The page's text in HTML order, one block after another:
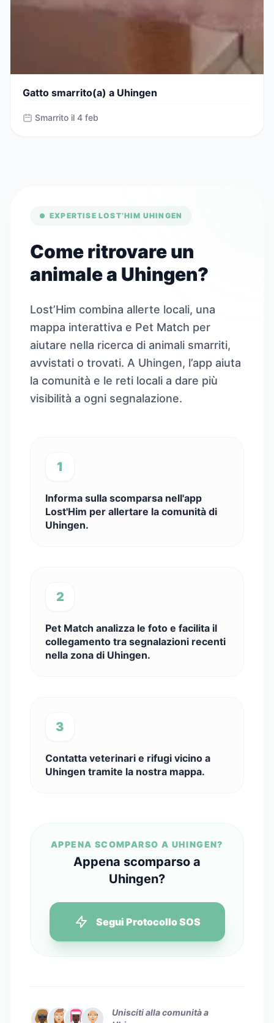
Gatto smarrito(a) a Uhingen
Smarrito il 4 feb
EXPERTISE LOST’HIM UHINGEN
Come ritrovare un
animale a Uhingen?
Lost’Him combina allerte locali, una
mappa interattiva e Pet Match per
aiutare nella ricerca di animali smarriti,
avvistati o trovati. A Uhingen, l’app aiuta
la comunità e le reti locali a dare più
visibilità a ogni segnalazione.
1
Informa sulla scomparsa nell'app
Lost'Him per allertare la comunità di
Uhingen.
2
Pet Match analizza le foto e facilita il
collegamento tra segnalazioni recenti
nella zona di Uhingen.
3
Contatta veterinari e rifugi vicino a
Uhingen tramite la nostra mappa.
APPENA SCOMPARSO A UHINGEN?
Appena scomparso a
Uhingen?
Segui Protocollo SOS
Unisciti alla comunità a